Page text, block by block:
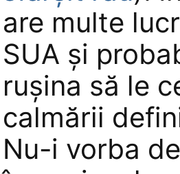
are multe
SUA și
rușina să le
calmării
Nu-i vorba